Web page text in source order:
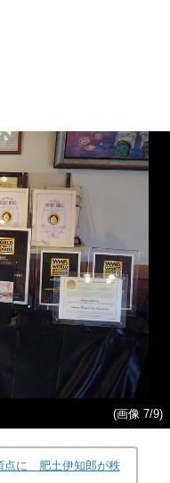
(画像 7/9)
点に 肥土伊知郎が秩